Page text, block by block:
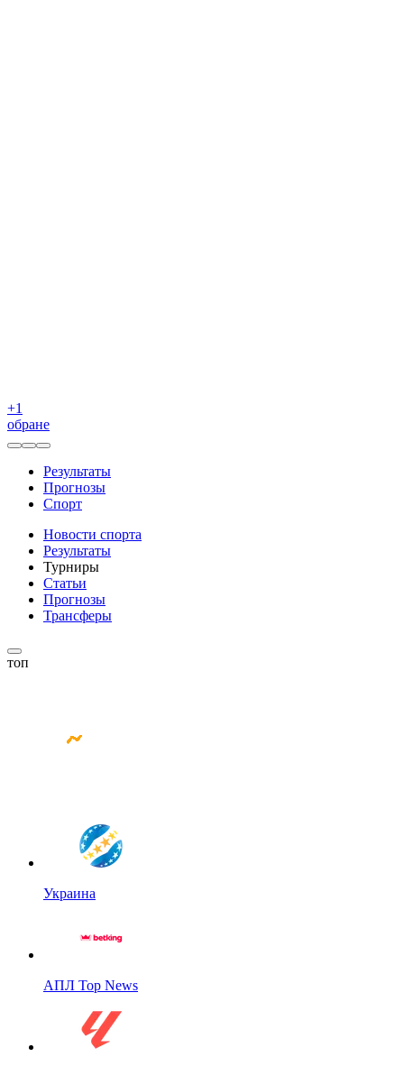
+1
обране
Результаты
Прогнозы
Спорт
Новости спорта
Результаты
Турниры
Статьи
Прогнозы
Трансферы
топ
Украина
АПЛ Top News